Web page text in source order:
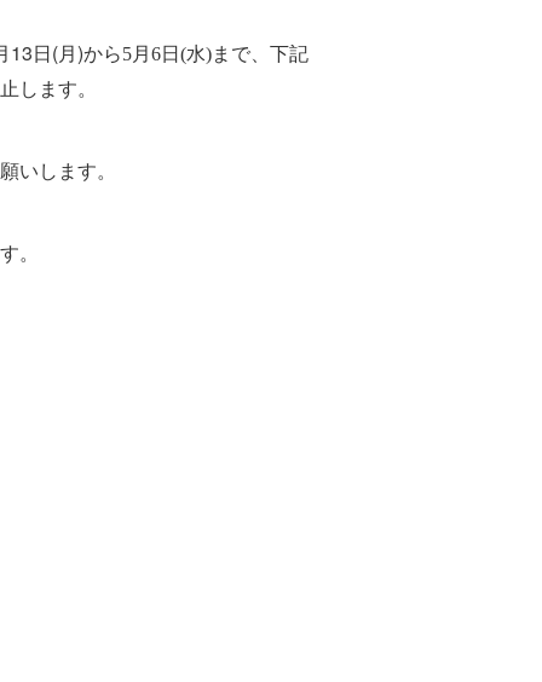
13日(月)から5月6日(水)まで、下記
します。
いします。
。